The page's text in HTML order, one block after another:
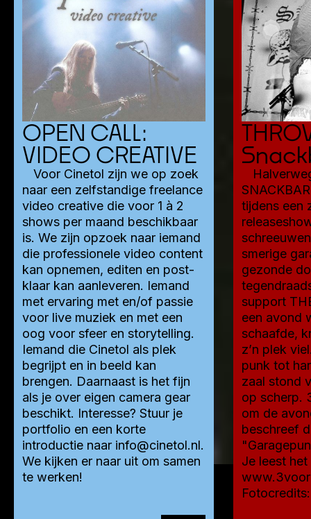
OPEN CALL:
VIDEO CREATIVE
Voor Cinetol zijn we op zoek
naar een zelfstandige freelance
video creative die voor 1 à 2
shows per maand beschikbaar
is. We zijn opzoek naar iemand
die professionele video content
kan opnemen, editen en post-
klaar kan aanleveren. Iemand
met ervaring met en/of passie
voor live muziek en met een
oog voor sfeer en storytelling.
Iemand die Cinetol als plek
begrijpt en in beeld kan
brengen. Daarnaast is het fijn
als je over eigen camera gear
beschikt. Interesse? Stuur je
portfolio en een korte
introductie naar info@cinetol.nl.
We kijken er naar uit om samen
te werken!
tijdens een
smerige
gezonde
support
een avond
schaafde,
z’n plek
punk tot
zaal stond
op scherp.
om de
beschreef
Je leest